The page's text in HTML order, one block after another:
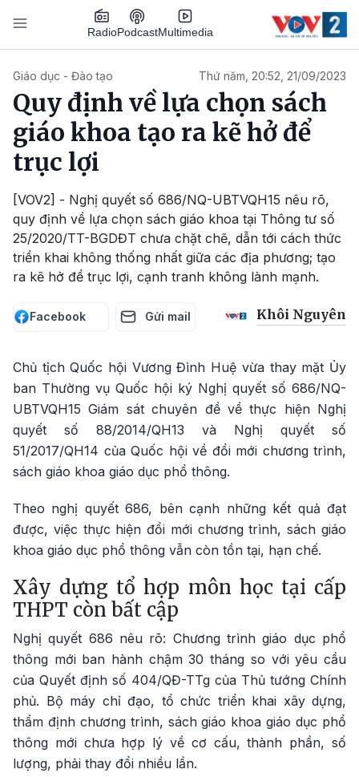
Nhảy đến nội dung
RadioPodcastMultimedia
Giáo dục - Đào tạo Thứ năm, 20:52, 21/09/2023
Quy định về lựa chọn sách
giáo khoa tạo ra kẽ hở để
trục lợi
[VOV2] - Nghị quyết số 686/NQ-UBTVQH15 nêu rõ,
quy định về lựa chọn sách giáo khoa tại Thông tư số
25/2020/TT-BGDĐT chưa chặt chẽ, dẫn tới cách thức
triển khai không thống nhất giữa các địa phương; tạo
ra kẽ hở để trục lợi, cạnh tranh không lành mạnh.
Facebook Gửi mail Khôi Nguyên
Chủ tịch Quốc hội Vương Đình Huệ vừa thay mặt Ủy
ban Thường vụ Quốc hội ký Nghị quyết số 686/NQ-
UBTVQH15 Giám sát chuyên đề về thực hiện Nghị
quyết số 88/2014/QH13 và Nghị quyết số
51/2017/QH14 của Quốc hội về đổi mới chương trình,
sách giáo khoa giáo dục phổ thông.
Theo nghị quyết 686, bên cạnh những kết quả đạt
được, việc thực hiện đổi mới chương trình, sách giáo
khoa giáo dục phổ thông vẫn còn tồn tại, hạn chế.
Xây dựng tổ hợp môn học tại cấp
THPT còn bất cập
Nghị quyết 686 nêu rõ: Chương trình giáo dục phổ
thông mới ban hành chậm 30 tháng so với yêu cầu
của Quyết định số 404/QĐ-TTg của Thủ tướng Chính
phủ. Bộ máy chỉ đạo, tổ chức triển khai xây dựng,
thẩm định chương trình, sách giáo khoa giáo dục phổ
thông mới chưa hợp lý về cơ cấu, thành phần, số
lượng, phải thay đổi nhiều lần.